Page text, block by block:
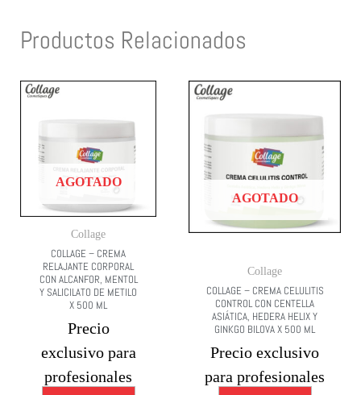
Productos Relacionados
AGOTADO
Collage
COLLAGE – CREMA
RELAJANTE CORPORAL
CON ALCANFOR, MENTOL
Y SALICILATO DE METILO
X 500 ML
Precio
exclusivo para
profesionales
AGOTADO
Collage
COLLAGE – CREMA CELULITIS
CONTROL CON CENTELLA
ASIÁTICA, HEDERA HELIX Y
GINKGO BILOVA X 500 ML
Precio exclusivo
para profesionales